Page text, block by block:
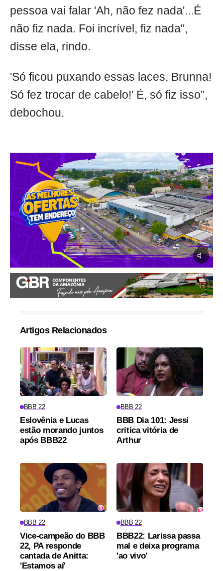
pessoa vai falar 'Ah, não fez nada'...É
não fiz nada. Foi incrível, fiz nada",
disse ela, rindo.
'Só ficou puxando essas laces, Brunna!
Só fez trocar de cabelo!' É, só fiz isso”,
debochou.
Artigos Relacionados
BBB 22
Eslovênia e Lucas
estão morando juntos
após BBB22
BBB 22
BBB Dia 101: Jessi
critica vitória de
Arthur
BBB 22
Vice-campeão do BBB
22, PA responde
cantada de Anitta:
'Estamos aí'
BBB 22
BBB22: Larissa passa
mal e deixa programa
'ao vivo'